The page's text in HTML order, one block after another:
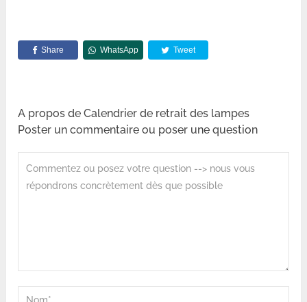
Share WhatsApp Tweet
A propos de Calendrier de retrait des lampes
Poster un commentaire ou poser une question